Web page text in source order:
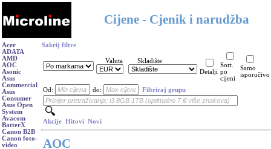
Cijene - Cjenik i narudžba
Acer
ADATA
AMD
AOC
Asonic
Asus
Commercial
Asus
Consumer
Asus Open
System
Avacom
BatterX
Canon B2B
Canon foto-
video
Sakrij filtre
Valuta
Skladište
Detalji
Sort.
po
cijeni
Samo
isporučivo
Od: do: Filtriraj grupu
Akcije Hitovi Novi
AOC